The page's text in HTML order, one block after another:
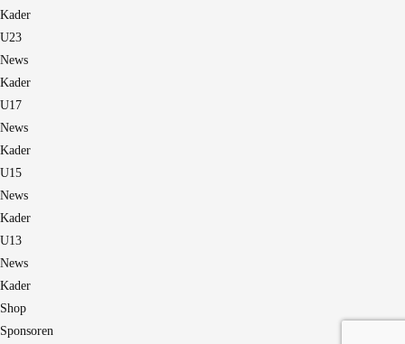
Kader
U23
News
Kader
U17
News
Kader
U15
News
Kader
U13
News
Kader
Shop
Sponsoren